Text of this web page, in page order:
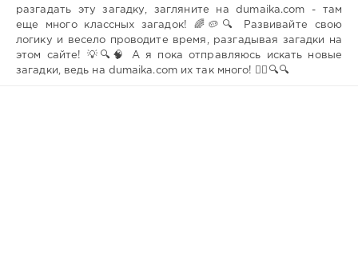
разгадать эту загадку, загляните на dumaika.com - там
еще много классных загадок! 🌈🥔🔍 Развивайте свою
логику и весело проводите время, разгадывая загадки на
этом сайте! 💡🔍🧠 А я пока отправляюсь искать новые
загадки, ведь на dumaika.com их так много! 🏃‍♂️🔍🔍